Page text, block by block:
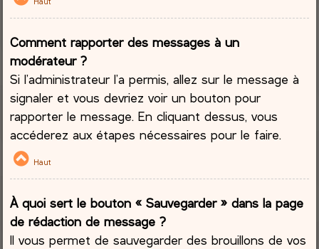
Comment rapporter des messages à un
modérateur ?
Si l’administrateur l’a permis, allez sur le message à
signaler et vous devriez voir un bouton pour
rapporter le message. En cliquant dessus, vous
accéderez aux étapes nécessaires pour le faire.
Haut
À quoi sert le bouton « Sauvegarder » dans la page
de rédaction de message ?
Il vous permet de sauvegarder des brouillons de vos